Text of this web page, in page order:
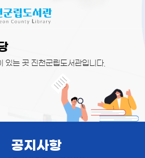
있는 곳 진천군립도서관입니다.
공지사항